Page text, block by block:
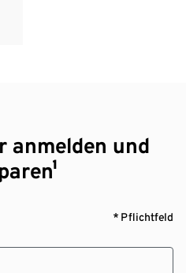
anmelden und
* Pflichtfeld